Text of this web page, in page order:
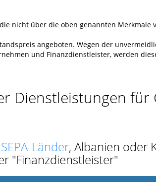
nicht über die oben genannten Merkmale
angeboten. Wegen der
und Finanzdienstleister, werden
Dienstleistungen für
SEPA-Länder, Albanien oder
"Finanzdienstleister"